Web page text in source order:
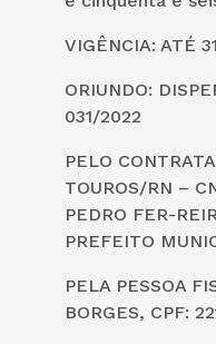
VIGÊNCIA: ATÉ
ORIUNDO:
031/2022
PELO
TOUROS/RN –
PEDRO FER-
PREFEITO
PELA PESSOA
BORGES, CPF: